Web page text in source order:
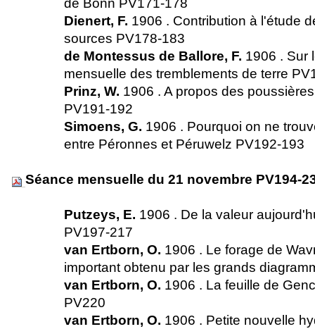
de Bonn PV171-178
Dienert, F. 1906 . Contribution à l'étude
sources PV178-183
de Montessus de Ballore, F. 1906 . Sur
mensuelle des tremblements de terre
Prinz, W. 1906 . A propos des
PV191-192
Simoens, G. 1906 . Pourquoi on ne
entre Péronnes et Péruwelz PV192-193
Séance mensuelle du 21 novembre PV194-
Putzeys, E. 1906 . De la valeur
PV197-217
van Ertborn, O. 1906 . Le forage de
important obtenu par les grands
van Ertborn, O. 1906 . La feuille de
PV220
van Ertborn, O. 1906 . Petite nouvelle